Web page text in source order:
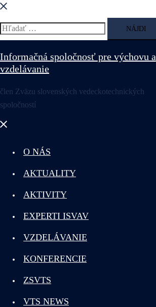
Hľadať:
Informačná spoločnosť pre výchovu a
vzdelávanie
člen Zväzu slovenských vedeckotechnických
spoločností
Close
O NÁS
AKTUALITY
AKTIVITY
EXPERTI ISVAV
VZDELÁVANIE
KONFERENCIE
ZSVTS
VTS NEWS